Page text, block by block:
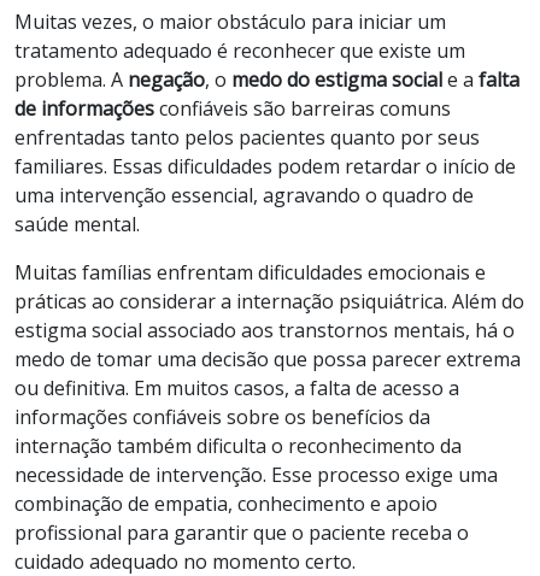
Muitas vezes, o maior obstáculo para iniciar um
tratamento adequado é reconhecer que existe um
problema. A negação, o medo do estigma sociale a falta
de informaçõesconfiáveis são barreiras comuns
enfrentadas tanto pelos pacientes quanto por seus
familiares. Essas dificuldades podem retardar o início de
uma intervenção essencial, agravando o quadro de
saúde mental.
Muitas famílias enfrentam dificuldades emocionais e
práticas ao considerar a internação psiquiátrica. Além do
estigma social associado aos transtornos mentais, há o
medo de tomar uma decisão que possa parecer extrema
ou definitiva. Em muitos casos, a falta de acesso a
informações confiáveis sobre os benefícios da
internação também dificulta o reconhecimento da
necessidade de intervenção. Esse processo exige uma
combinação de empatia, conhecimento e apoio
profissional para garantir que o paciente receba o
cuidado adequado no momento certo.